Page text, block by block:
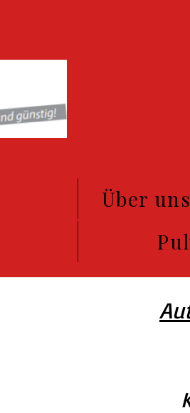
Über uns